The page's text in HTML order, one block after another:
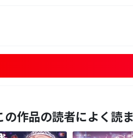
の作品の読者によく読